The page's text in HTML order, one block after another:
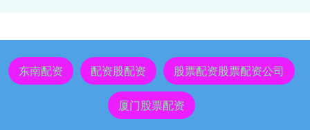
东南配资 配资股配资 股票配资股票配资公司
厦门股票配资